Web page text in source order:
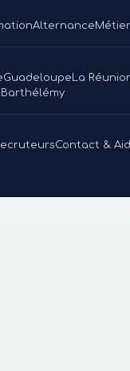
Alternance
Guadeloupe La
Contact &